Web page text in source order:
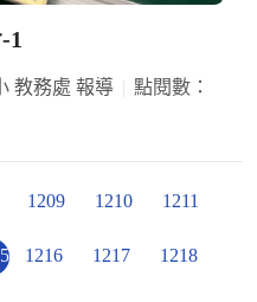
1
教務處 報導
點閱數：
1209 1210 1211
1216 1217 1218